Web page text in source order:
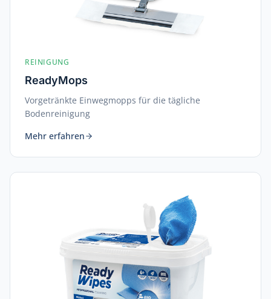
REINIGUNG
ReadyMops
Vorgetränkte Einwegmopps für die tägliche
Bodenreinigung
Mehr erfahren